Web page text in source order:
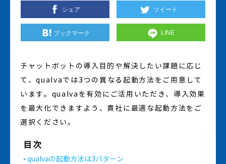
powered by qualva
シェア ツイート
ブックマーク LINE
チャットボットの導入目的や解決したい課題に応じ
て、qualvaでは3つの異なる起動方法をご用意して
います。qualvaを有効にご活用いただき、導入効果
を最大化できますよう、貴社に最適な起動方法をご
選択ください。
目次
qualvaの起動方法は3パターン